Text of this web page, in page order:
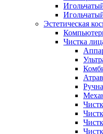
Эстетическая
Чистка